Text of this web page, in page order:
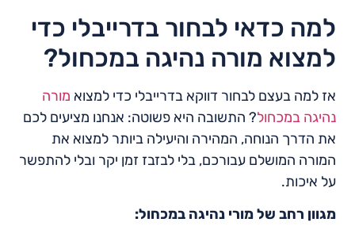
למה כדאי לבחור בדרייבלי כדי
למצוא מורה נהיגה במכחול?
אז למה בעצם לבחור דווקא בדרייבלי כדי למצוא מורה
נהיגה במכחול? התשובה היא פשוטה: אנחנו מציעים לכם
את הדרך הנוחה, המהירה והיעילה ביותר למצוא את
המורה המושלם עבורכם, בלי לבזבז זמן יקר ובלי להתפשר
על איכות.
מגוון רחב של מורי נהיגה במכחול: